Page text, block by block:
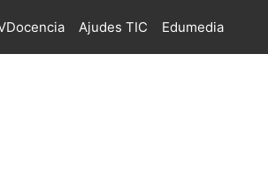
Ajudes TIC Edumedia